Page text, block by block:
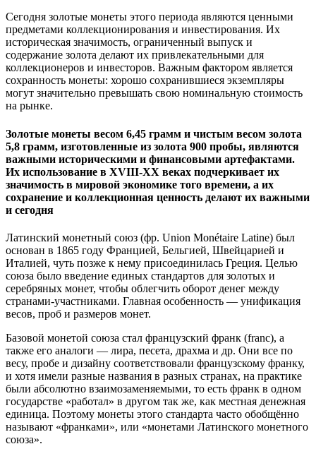
Сегодня золотые монеты этого периода являются ценными
предметами коллекционирования и инвестирования. Их
историческая значимость, ограниченный выпуск и
содержание золота делают их привлекательными для
коллекционеров и инвесторов. Важным фактором является
сохранность монеты: хорошо сохранившиеся экземпляры
могут значительно превышать свою номинальную стоимость
на рынке.
Золотые монеты весом 6,45 грамм и чистым весом золота
5,8 грамм, изготовленные из золота 900 пробы, являются
важными историческими и финансовыми артефактами.
Их использование в XVIII-XX веках подчеркивает их
значимость в мировой экономике того времени, а их
сохранение и коллекционная ценность делают их важными
и сегодня
Латинский монетный союз (фр. Union Monétaire Latine) был
основан в 1865 году Францией, Бельгией, Швейцарией и
Италией, чуть позже к нему присоединилась Греция. Целью
союза было введение единых стандартов для золотых и
серебряных монет, чтобы облегчить оборот денег между
странами-участниками. Главная особенность — унификация
весов, проб и размеров монет.
Базовой монетой союза стал французский франк (franc), а
также его аналоги — лира, песета, драхма и др. Они все по
весу, пробе и дизайну соответствовали французскому франку,
и хотя имели разные названия в разных странах, на практике
были абсолютно взаимозаменяемыми, то есть франк в одном
государстве «работал» в другом так же, как местная денежная
единица. Поэтому монеты этого стандарта часто обобщённо
называют «франками», или «монетами Латинского монетного
союза».